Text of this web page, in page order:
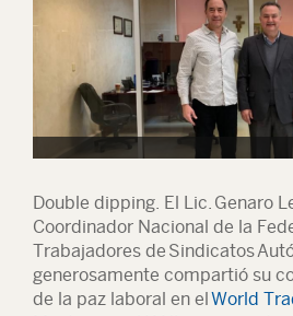
Double dipping. El Lic. Genaro
Coordinador Nacional de la
Trabajadores de Sindicatos
generosamente compartió su
de la paz laboral en el World